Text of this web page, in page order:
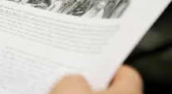
、スズキ、ヤマハ発
について研究を
研究テーマや活動
英語」を理解す
教えてください！